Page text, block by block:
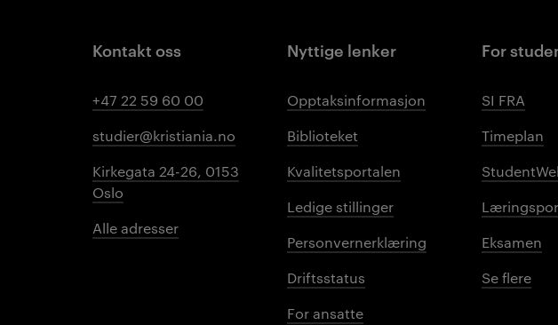
Kontakt oss
+47 22 59 60 00
studier@kristiania.no
Kirkegata 24-26, 0153
Oslo
Alle adresser
Nyttige lenker
Opptaksinformasjon
Biblioteket
Kvalitetsportalen
Ledige stillinger
Personvernerklæring
Driftsstatus
For ansatte
For
SI FRA
Timeplan
Eksamen
Se flere